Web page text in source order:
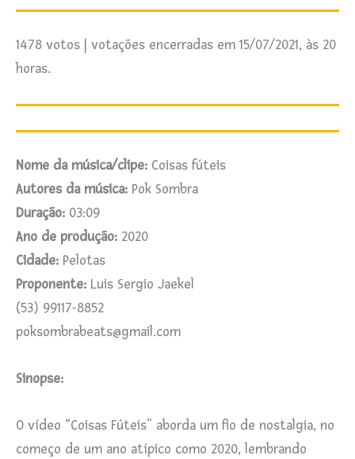
1478 votos | votações encerradas em 15/07/2021, às 20
horas.
Nome da música/clipe: Coisas fúteis
Autores da música: Pok Sombra
Duração: 03:09
Ano de produção: 2020
Cidade: Pelotas
Proponente: Luis Sergio Jaekel
(53) 99117-8852
poksombrabeats@gmail.com
Sinopse:
O vídeo “Coisas Fúteis” aborda um fio de nostalgia, no
começo de um ano atípico como 2020, lembrando